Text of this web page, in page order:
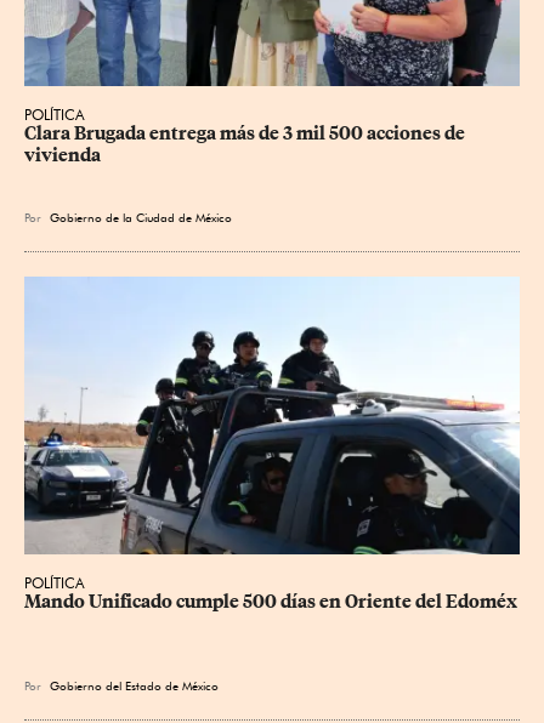
POLÍTICA
Clara Brugada entrega más de 3 mil 500 acciones de
vivienda
Por Gobierno de la Ciudad de México
POLÍTICA
Mando Unificado cumple 500 días en Oriente del Edoméx
Por Gobierno del Estado de México